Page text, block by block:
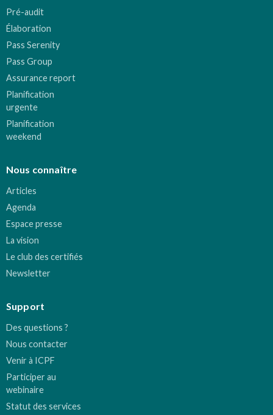
Pré-audit
Élaboration
Pass Serenity
Pass Group
Assurance report
Planification
urgente
Planification
weekend
Nous connaître
Articles
Agenda
Espace presse
La vision
Le club des certifiés
Newsletter
Support
Des questions ?
Nous contacter
Venir à ICPF
Participer au
webinaire
Statut des services